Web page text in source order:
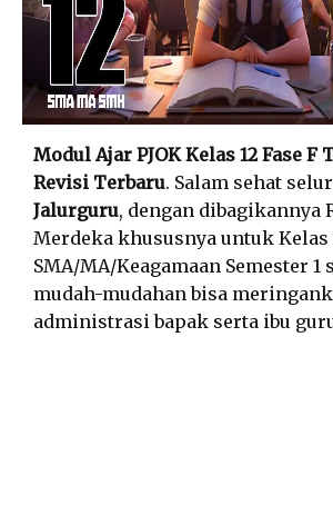
Modul Ajar PJOK Kelas 12 Fase
Revisi Terbaru. Salam sehat
Jalurguru, dengan dibagikannya
Merdeka khususnya untuk Kelas
SMA/MA/Keagamaan Semester 1
mudah-mudahan bisa
administrasi bapak serta ibu